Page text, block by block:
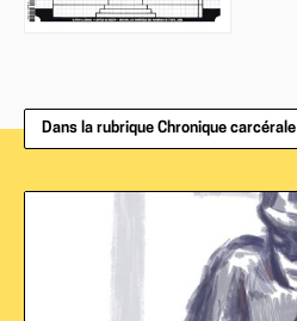
Dans la rubrique Chronique carcérale